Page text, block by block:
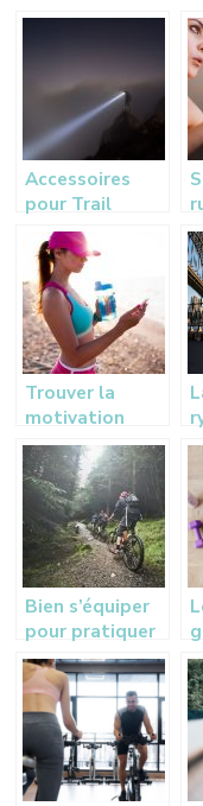
Accessoires
pour Trail
Running
Trouver la
motivation
sportive dans
la musique
Bien s’équiper
pour pratiquer
le VTT